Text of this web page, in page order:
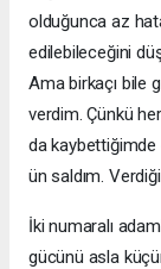
olduğunca az
edilebileceğini
Ama birkaçı bile
verdim. Çünkü
da
ün saldım.
İki numaralı
gücünü asla